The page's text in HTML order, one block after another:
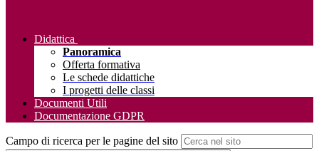
Didattica
Panoramica
Offerta formativa
Le schede didattiche
I progetti delle classi
Documenti Utili
Documentazione GDPR
Campo di ricerca per le pagine del sito